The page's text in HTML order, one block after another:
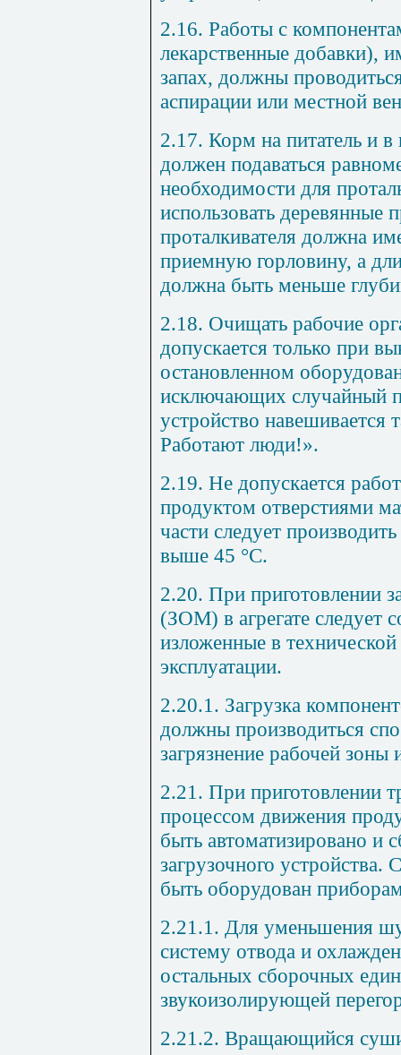
2.16. Работы с
лекарственные добавки),
запах, должны
аспирации или местной
2.17. Корм на питатель и
должен подаваться
необходимости для
использовать деревянные
проталкивателя должна
приемную горловину, а
должна быть меньше
2.18. Очищать рабочие
допускается только при
остановленном
исключающих случайный
устройство навешивается
Работают люди!».
2.19. Не допускается
продуктом отверстиями
части следует
выше 45 °С.
2.20. При приготовлении
(ЗОМ) в агрегате следует
изложенные в
эксплуатации.
2.20.1. Загрузка
должны производиться
загрязнение рабочей зоны
2.21. При приготовлении
процессом движения
быть автоматизировано и
загрузочного
быть оборудован
2.21.1. Для уменьшения
систему отвода и
остальных сборочных
звукоизолирующей
2.21.2. Вращающийся